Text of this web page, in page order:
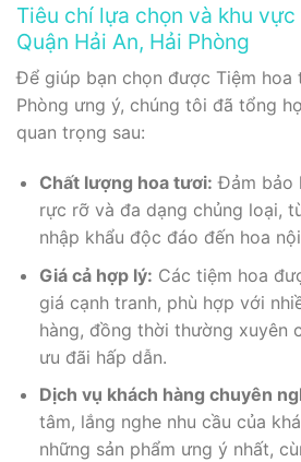
Tiêu chí lựa chọn và khu
Quận Hải An, Hải Phòng
Để giúp bạn chọn được Tiệm hoa
Phòng ưng ý, chúng tôi đã tổng
quan trọng sau:
Chất lượng hoa tươi: Đảm bảo
rực rỡ và đa dạng chủng loại,
nhập khẩu độc đáo đến hoa
Giá cả hợp lý: Các tiệm hoa
giá cạnh tranh, phù hợp với
hàng, đồng thời thường xuyên
ưu đãi hấp dẫn.
Dịch vụ khách hàng chuyên
tâm, lắng nghe nhu cầu của
những sản phẩm ưng ý nhất,